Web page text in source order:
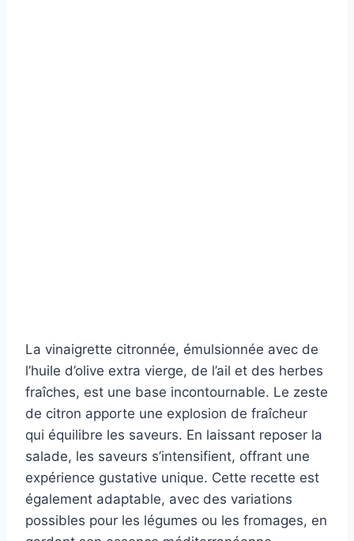
La vinaigrette citronnée, émulsionnée avec de
l’huile d’olive extra vierge, de l’ail et des herbes
fraîches, est une base incontournable. Le zeste
de citron apporte une explosion de fraîcheur
qui équilibre les saveurs. En laissant reposer la
salade, les saveurs s’intensifient, offrant une
expérience gustative unique. Cette recette est
également adaptable, avec des variations
possibles pour les légumes ou les fromages, en